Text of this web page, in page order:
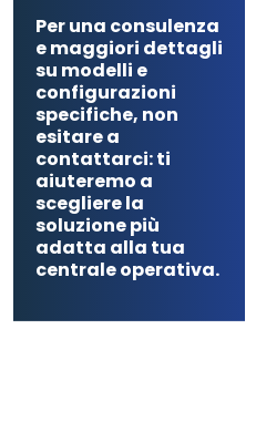
Per una consulenza
e maggiori dettagli
su modelli e
configurazioni
specifiche, non
esitare a
contattarci: ti
aiuteremo a
scegliere la
soluzione più
adatta alla tua
centrale operativa.